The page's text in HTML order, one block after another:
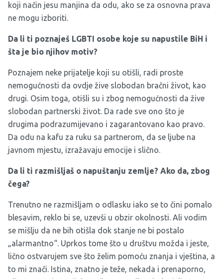
koji način jesu manjina da odu, ako se za osnovna prava
ne mogu izboriti.
Da li ti poznaješ LGBTI osobe koje su napustile BiH i
šta je bio njihov motiv?
Poznajem neke prijatelje koji su otišli, radi proste
nemogućnosti da ovdje žive slobodan bračni život, kao
drugi. Osim toga, otišli su i zbog nemogućnosti da žive
slobodan partnerski život. Da rade sve ono što je
drugima podrazumijevano i zagarantovano kao pravo.
Da odu na kafu za ruku sa partnerom, da se ljube na
javnom mjestu, izražavaju emocije i slično.
Da li ti razmišljaš o napuštanju zemlje? Ako da, zbog
čega?
Trenutno ne razmišljam o odlasku iako se to čini pomalo
blesavim, reklo bi se, uzevši u obzir okolnosti. Ali vodim
se mišlju da ne bih otišla dok stanje ne bi postalo
„alarmantno“. Uprkos tome što u društvu možda i jeste,
lično ostvarujem sve što želim pomoću znanja i vještina, a
to mi znači. Istina, znatno je teže, nekada i prenaporno,